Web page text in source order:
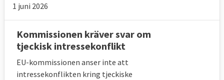
1 juni 2026
Kommissionen kräver svar om
tjeckisk intressekonflikt
EU-kommissionen anser inte att
intressekonflikten kring tjeckiske